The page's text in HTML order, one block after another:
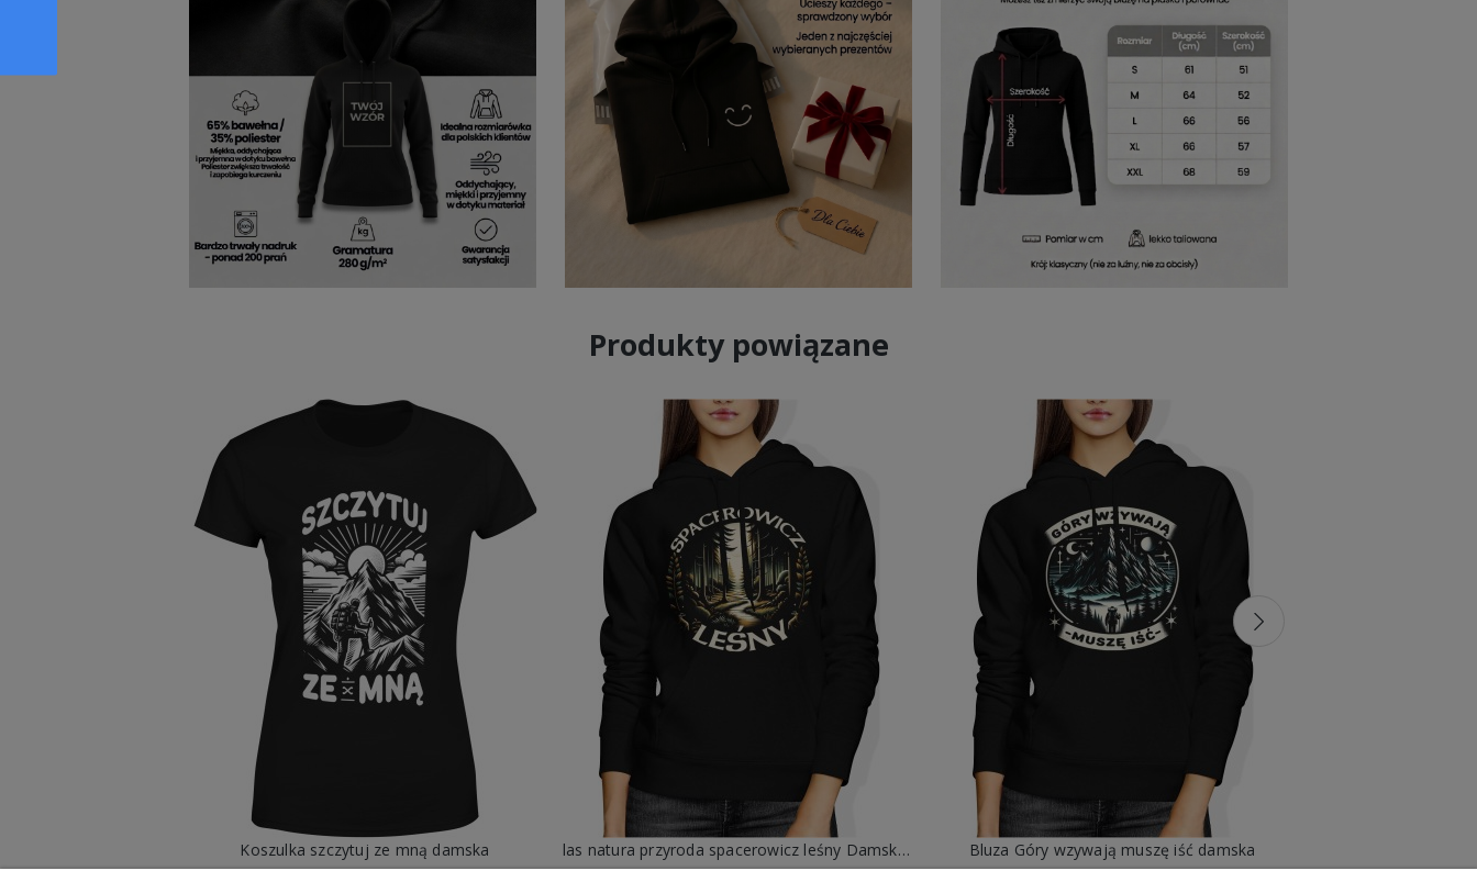
Damska bluza Szczytuj ze mną
Każdy szczegół ma znaczenie, gdy chodzi o komfort. Bluza damska Szczytuj ze mną z kapturem
charakteryzuje się starannym wykonaniem i
przyjemną w dotyku bawełną, która otula w chłodniejsze dni. To klasyka w nowoczesnym wydaniu – praktyczna, ale niepozbawiona uroku.
Szczytuj ze
mną z kapturem bluza damska
daje poczucie miękkości i trwałości, które sprawiają, że chcesz po nią sięgać częściej. Idealna na poranne kawy, leniwe
popołudnia i wieczory pełne relaksu, tworzy subtelny balans między stylem a wygodą. Bluza damska Szczytuj ze mną z kapturem
codzienny komfort może iść w parze z wyjątkowym wyglądem – bo czasem to właśnie prostota robi największe wrażenie.
Produkty powiązane
Koszulka szczytuj ze mną damska
las natura przyroda spacerowicz leśny Damska bluza z kapturem
Bluza Góry wzywają muszę iść damska